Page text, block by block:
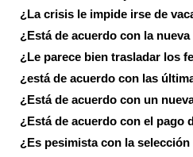
¿La crisis le impide irse de
¿Está de acuerdo con la
¿Le parece bien trasladar los
¿está de acuerdo con las
¿Está de acuerdo con un
¿Está de acuerdo con el pago
¿Es pesimista con la